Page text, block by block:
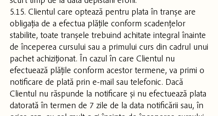
5.15. Clientul care optează pentru plata în tranșe are
obligația de a efectua plățile conform scadențelor
stabilite, toate tranșele trebuind achitate integral înainte
de începerea cursului sau a primului curs din cadrul unui
pachet achiziționat. În cazul în care Clientul nu
efectuează plățile conform acestor termene, va primi o
notificare de plată prin e-mail sau telefonic. Dacă
Clientul nu răspunde la notificare și nu efectuează plata
datorată în termen de 7 zile de la data notificării sau, în